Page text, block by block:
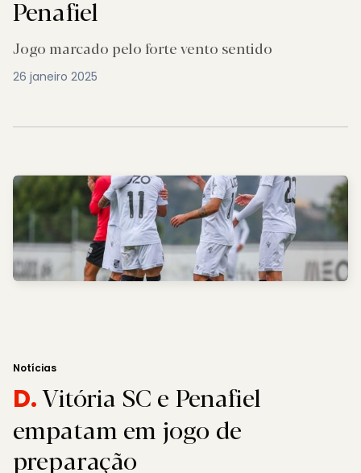
Penafiel
Jogo marcado pelo forte vento sentido
26 janeiro 2025
Notícias
D.Vitória SC e Penafiel
empatam em jogo de
preparação